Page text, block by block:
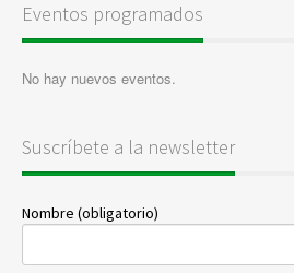
Eventos programados
No hay nuevos eventos.
Suscríbete a la newsletter
Nombre (obligatorio)